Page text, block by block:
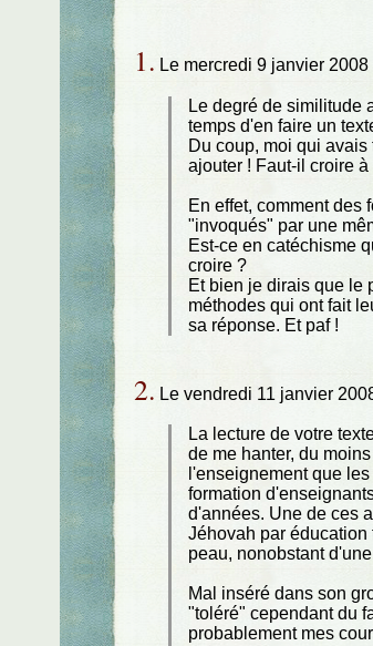
1. Le mercredi 9 janvier
Le degré de similitude
temps d'en faire un
Du coup, moi qui
ajouter ! Faut-il croire
En effet, comment des
"invoqués" par une
Est-ce en catéchisme
croire ?
Et bien je dirais que le
méthodes qui ont fait
sa réponse. Et paf !
2. Le vendredi 11 janvier
La lecture de votre
de me hanter, du
l'enseignement que
formation
d'années. Une de ces
Jéhovah par
peau, nonobstant
Mal inséré dans son
"toléré" cependant du
probablement mes